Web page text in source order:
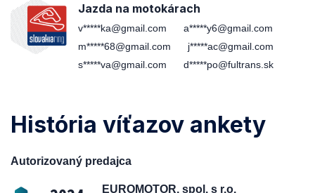
Jazda na motokárach
v*****ka@gmail.com
a*****y6@gmail.com
m*****68@gmail.com
j*****ac@gmail.com
s*****va@gmail.com
d*****po@fultrans.sk
História víťazov ankety
Autorizovaný predajca
EUROMOTOR, spol. s r.o.